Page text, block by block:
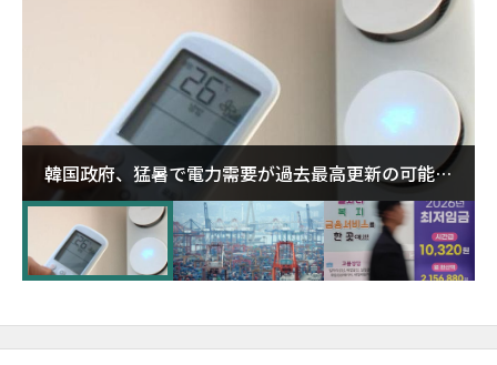
韓国政府、猛暑で電力需要が過去最高更新の可能性
に需給対応体制を点検